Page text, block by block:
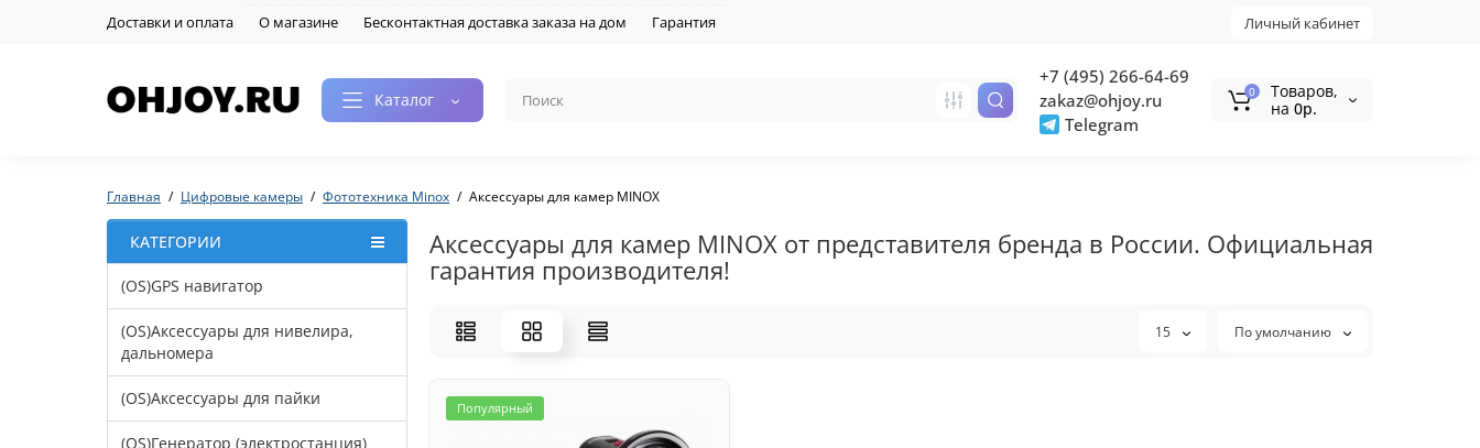
Доставки и оплата О магазине Бесконтактная доставка заказа на дом Гарантия Личный кабинет
Каталог
+7 (495) 266-64-69
zakaz@ohjoy.ru
Telegram
0
Tоваров,
на 0р.
Главная Цифровые камеры Фототехника Minox Аксессуары для камер MINOX
КАТЕГОРИИ
(OS)GPS навигатор
(OS)Аксессуары для нивелира,
дальномера
(OS)Аксессуары для пайки
(OS)Генератор (электростанция)
Аксессуары для камер MINOX от представителя бренда в России. Официальная
гарантия производителя!
15 По умолчанию
Популярный